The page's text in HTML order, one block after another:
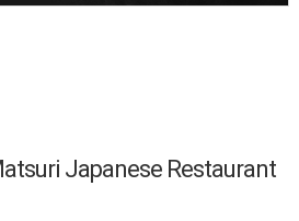
Japanese Restaurant